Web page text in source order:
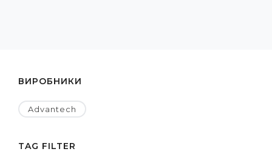
ВИРОБНИКИ
Advantech
TAG FILTER